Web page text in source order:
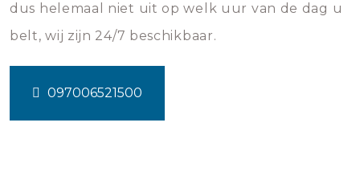
dus helemaal niet uit op welk uur van de dag u
belt, wij zijn 24/7 beschikbaar.
097006521500